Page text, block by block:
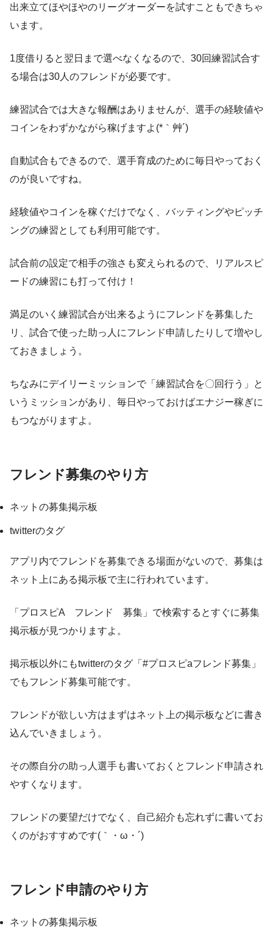
出来立てほやほやのリーグオーダーを試すこともできちゃ
います。
1度借りると翌日まで選べなくなるので、30回練習試合す
る場合は30人のフレンドが必要です。
練習試合では大きな報酬はありませんが、選手の経験値や
コインをわずかながら稼げますよ(*｀艸´)
自動試合もできるので、選手育成のために毎日やっておく
のが良いですね。
経験値やコインを稼ぐだけでなく、バッティングやピッチ
ングの練習としても利用可能です。
試合前の設定で相手の強さも変えられるので、リアルスピ
ードの練習にも打って付け！
満足のいく練習試合が出来るようにフレンドを募集した
リ、試合で使った助っ人にフレンド申請したりして増やし
ておきましょう。
ちなみにデイリーミッションで「練習試合を〇回行う」と
いうミッションがあり、毎日やっておけばエナジー稼ぎに
もつながりますよ。
フレンド募集のやり方
ネットの募集掲示板
twitterのタグ
アプリ内でフレンドを募集できる場面がないので、募集は
ネット上にある掲示板で主に行われています。
「プロスピA フレンド 募集」で検索するとすぐに募集
掲示板が見つかりますよ。
掲示板以外にもtwitterのタグ「#プロスピaフレンド募集」
でもフレンド募集可能です。
フレンドが欲しい方はまずはネット上の掲示板などに書き
込んでいきましょう。
その際自分の助っ人選手も書いておくとフレンド申請され
やすくなります。
フレンドの要望だけでなく、自己紹介も忘れずに書いてお
くのがおすすめです(｀・ω・´)
フレンド申請のやり方
ネットの募集掲示板